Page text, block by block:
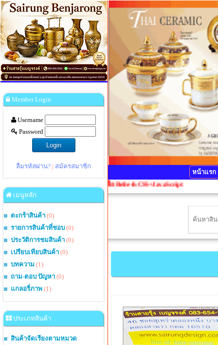
Member Login
Username
Password
ลืมรหัสผ่าน? | สมัครสมาชิก
เมนูหลัก
ตะกร้าสินค้า (0)
รายการสินค้าที่ชอบ (0)
ประวัติการชมสินค้า (0)
เปรียบเทียบสินค้า (0)
บทความ (1)
ถาม-ตอบ ปัญหา (0)
แกลอรี่ภาพ (1)
ประเภทสินค้า
สินค้าจัดเรียงตามหมวด
หน้าแรก
รุณากดปุ่ม Ctrl+F5 1 ครั้งเพื่อ Refresh CSS+JavaScript